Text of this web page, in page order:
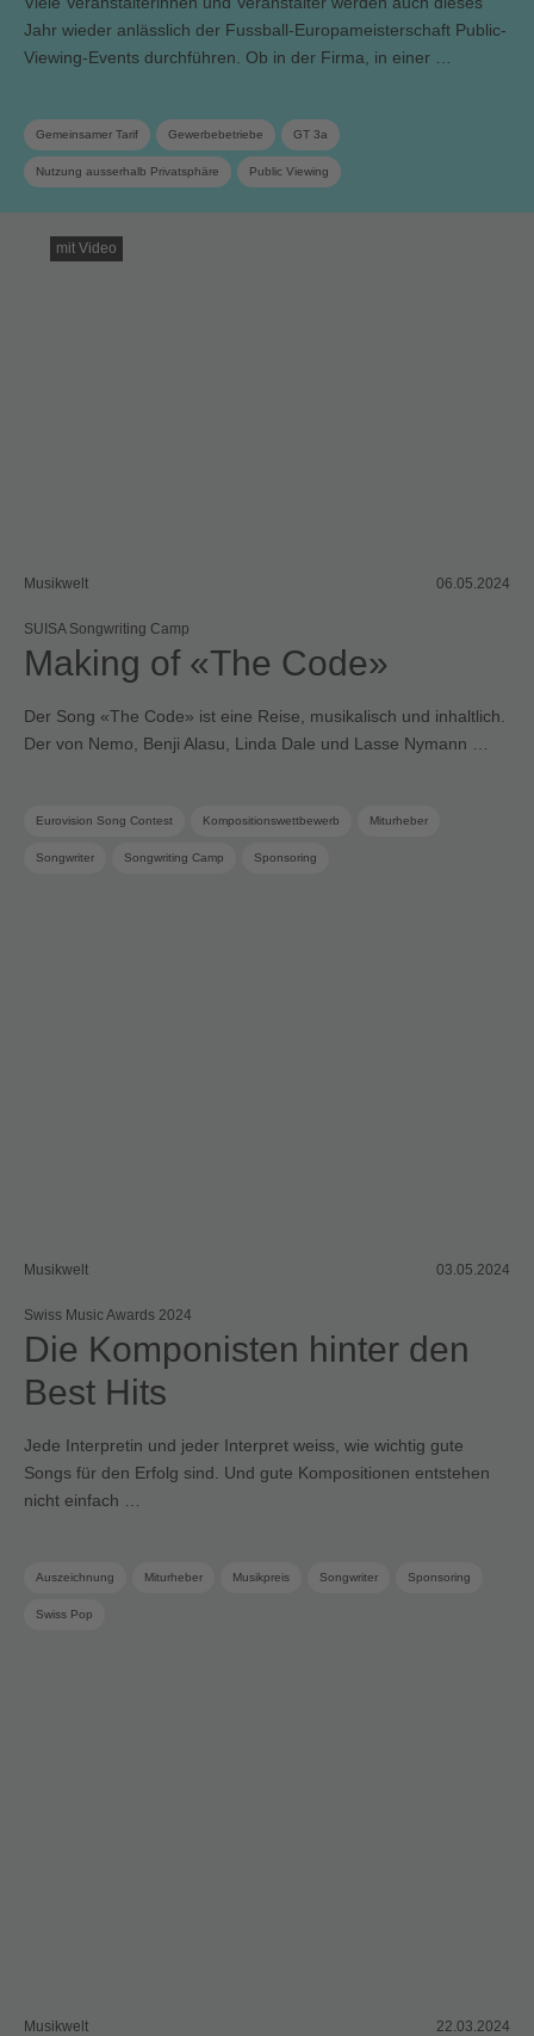
Jahr wieder anlässlich der Fussball-Europameisterschaft Public-
Viewing-Events durchführen. Ob in der Firma, in einer …
Gemeinsamer Tarif Gewerbebetriebe GT 3a
Nutzung ausserhalb Privatsphäre Public Viewing
mit Video
Musikwelt 06.05.2024
SUISA Songwriting Camp
Making of «The Code»
Der Song «The Code» ist eine Reise, musikalisch und inhaltlich.
Der von Nemo, Benji Alasu, Linda Dale und Lasse Nymann …
Eurovision Song Contest Kompositionswettbewerb Miturheber
Songwriter Songwriting Camp Sponsoring
Musikwelt 03.05.2024
Swiss Music Awards 2024
Die Komponisten hinter den
Best Hits
Jede Interpretin und jeder Interpret weiss, wie wichtig gute
Songs für den Erfolg sind. Und gute Kompositionen entstehen
nicht einfach …
Auszeichnung Miturheber Musikpreis Songwriter Sponsoring
Swiss Pop
Musikwelt 22.03.2024